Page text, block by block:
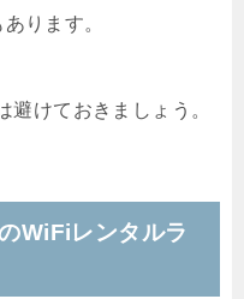
ります。
避けておきましょう。
WiFiレンタルラ